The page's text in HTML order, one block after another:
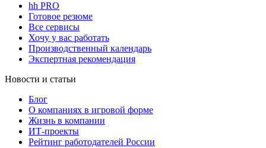
hh PRO
Готовое резюме
Все сервисы
Хочу у вас работать
Производственный календарь
Экспертная рекомендация
Новости и статьи
Блог
О компаниях в игровой форме
Жизнь в компании
ИТ-проекты
Рейтинг работодателей России